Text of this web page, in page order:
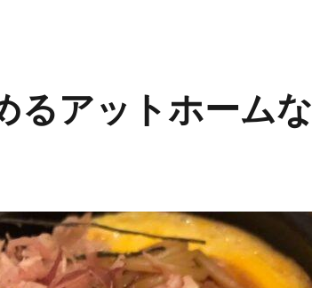
るアットホームな